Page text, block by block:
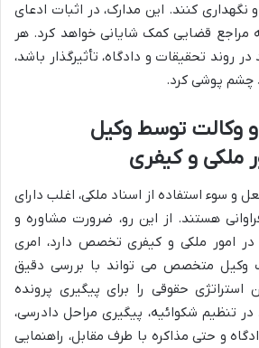
کنند. این مدارک، در اثبات ادعای
مراجع قضایی کمک شایانی خواهد کرد. هر
روند تحقیقات و دادگاه، تأثیرگذار باشد،
چشم پوشی کرد.
وکالت توسط وکیل
و کیفری
و سوء استفاده از اسناد ملکی، اغلب دارای
هستند. از این رو، ضرورت مشاوره و
امور ملکی و کیفری تخصص دارد، امری
وکیل متخصص می تواند با بررسی دقیق
استراتژی حقوقی را برای پیگیری پرونده
تنظیم شکوائیه، پیگیری مراحل دادرسی،
و حتی مذاکره با طرف مقابل، راهنمایی